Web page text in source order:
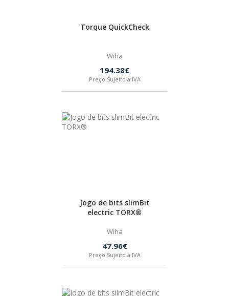
Torque QuickCheck
Wiha
194.38€
Preço Sujeito a IVA
Jogo de bits slimBit
electric TORX®
Wiha
47.96€
Preço Sujeito a IVA